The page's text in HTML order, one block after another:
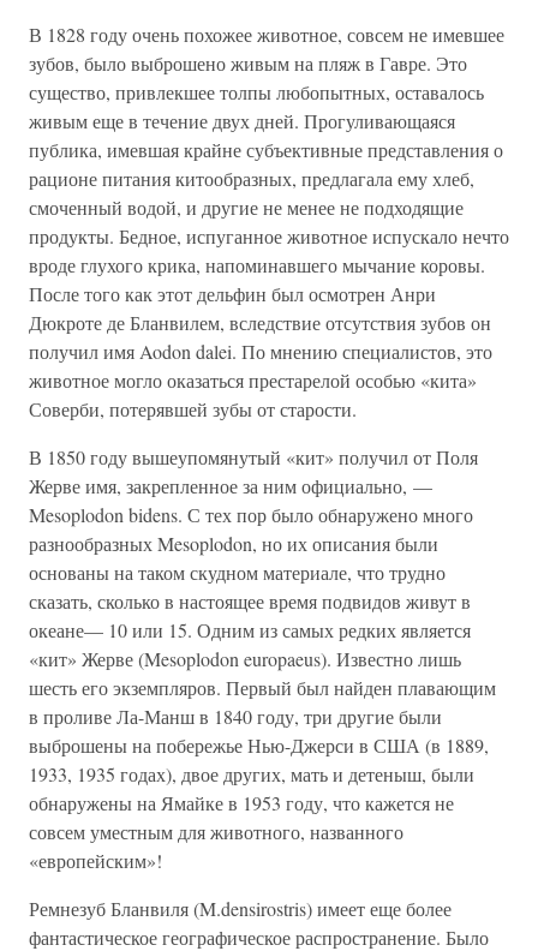
В 1828 году очень похожее животное, совсем не имевшее
зубов, было выброшено живым на пляж в Гавре. Это
существо, привлекшее толпы любопытных, оставалось
живым еще в течение двух дней. Прогуливающаяся
публика, имевшая крайне субъективные представления о
рационе питания китообразных, предлагала ему хлеб,
смоченный водой, и другие не менее не подходящие
продукты. Бедное, испуганное животное испускало нечто
вроде глухого крика, напоминавшего мычание коровы.
После того как этот дельфин был осмотрен Анри
Дюкроте де Бланвилем, вследствие отсутствия зубов он
получил имя Aodon dalei. По мнению специалистов, это
животное могло оказаться престарелой особью «кита»
Соверби, потерявшей зубы от старости.
В 1850 году вышеупомянутый «кит» получил от Поля
Жерве имя, закрепленное за ним официально, —
Mesoplodon bidens. С тех пор было обнаружено много
разнообразных Mesoplodon, но их описания были
основаны на таком скудном материале, что трудно
сказать, сколько в настоящее время подвидов живут в
океане— 10 или 15. Одним из самых редких является
«кит» Жерве (Mesoplodon europaeus). Известно лишь
шесть его экземпляров. Первый был найден плавающим
в проливе Ла-Манш в 1840 году, три другие были
выброшены на побережье Нью-Джерси в США (в 1889,
1933, 1935 годах), двое других, мать и детеныш, были
обнаружены на Ямайке в 1953 году, что кажется не
совсем уместным для животного, названного
«европейским»!
Ремнезуб Бланвиля (M.densirostris) имеет еще более
фантастическое географическое распространение. Было